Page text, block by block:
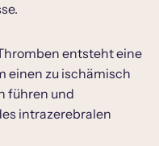
entsteht eine
einen zu ischämisch
führen und
intrazerebralen